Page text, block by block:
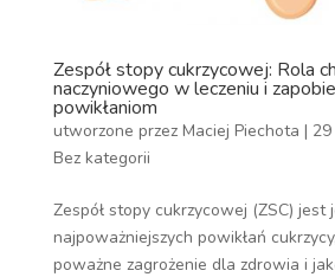
Zespół stopy cukrzycowej: Rola
naczyniowego w leczeniu i
powikłaniom
utworzone przez Maciej Piechota |
Bez kategorii
Zespół stopy cukrzycowej (ZSC) jest
najpoważniejszych powikłań
poważne zagrożenie dla zdrowia i